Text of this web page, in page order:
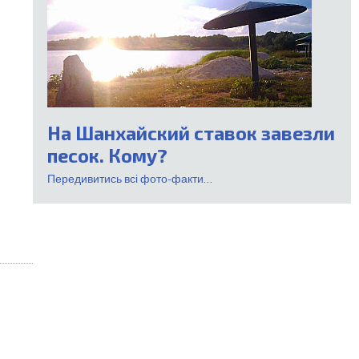
На Шанхайский ставок завезли
песок. Кому?
Передивитись всі фото-факти...